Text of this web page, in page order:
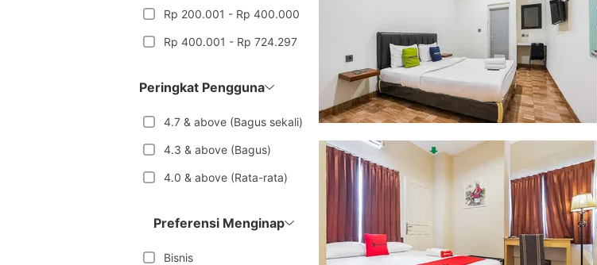
Rp 200.001 - Rp 400.000
Rp 400.001 - Rp 724.297
Peringkat Pengguna
4.7 & above (Bagus sekali)
4.3 & above (Bagus)
4.0 & above (Rata-rata)
Preferensi Menginap
Bisnis